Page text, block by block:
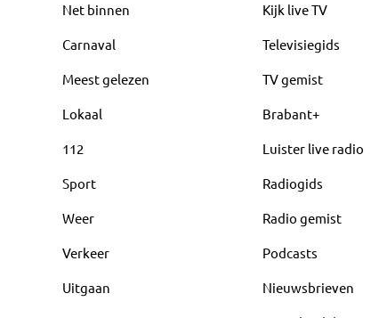
Net binnen
Carnaval
Meest gelezen
Lokaal
112
Sport
Weer
Verkeer
Uitgaan
Kijk live TV
Televisiegids
TV gemist
Brabant+
Luister live radio
Radiogids
Radio gemist
Podcasts
Nieuwsbrieven